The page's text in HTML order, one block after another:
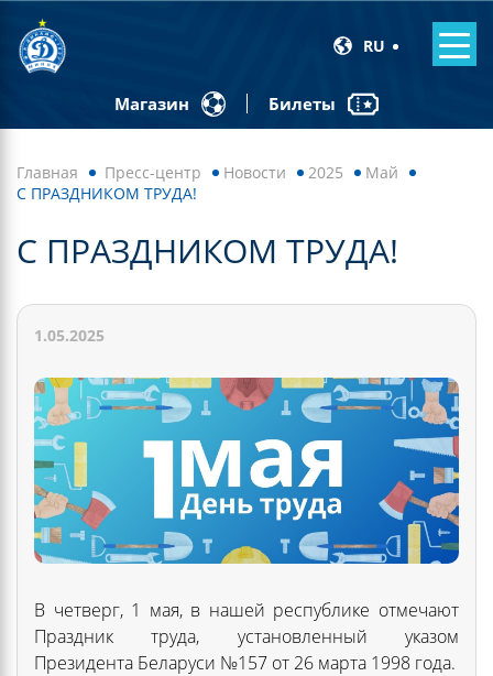
RU
Магазин Билеты
Главная Пресс-центр Новости 2025
Май
С ПРАЗДНИКОМ ТРУДА!
С ПРАЗДНИКОМ ТРУДА!
1.05.2025
В четверг, 1 мая, в нашей республике отмечают
Праздник труда, установленный указом
Президента Беларуси №157 от 26 марта 1998 года.